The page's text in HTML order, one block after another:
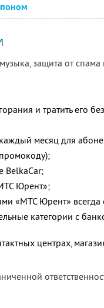
защита от спама
и тратить его
месяц для
BelkaCar;
Юрент»;
«МТС Юрент» всегда
категории с
центрах,